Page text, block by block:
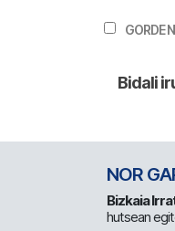
GORDE
NOR
Bizkaia
hutsean